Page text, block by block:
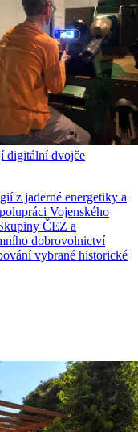
digitální dvojče
z jaderné energetiky a
Vojenského
ČEZ a
dobrovolnictví
vybrané historické